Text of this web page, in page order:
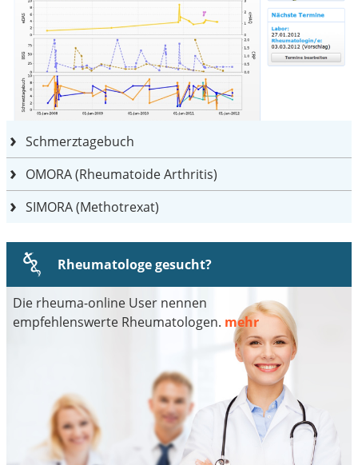
Schmerztagebuch
OMORA (Rheumatoide Arthritis)
SIMORA (Methotrexat)
Rheumatologe gesucht?
Die rheuma-online User nennen
empfehlenswerte Rheumatologen. mehr